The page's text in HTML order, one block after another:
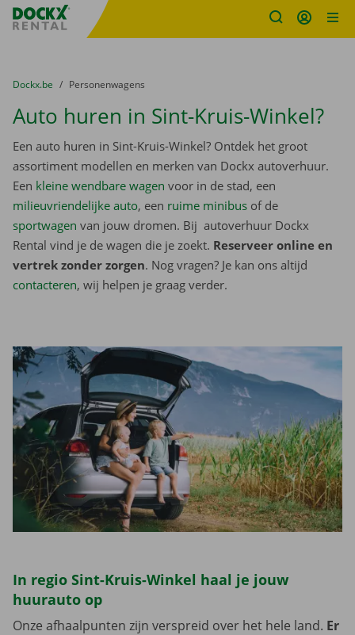
Fratello DEMO
U bevindt zich hier:
van
Dockx.be naar
Personenwagens
Auto huren in Sint-Kruis-Winkel?
Een auto huren in Sint-Kruis-Winkel? Ontdek het groot
assortiment modellen en merken van Dockx autoverhuur.
Een kleine wendbare wagen voor in de stad, een
milieuvriendelijke auto, een ruime minibus of de
sportwagen van jouw dromen. Bij autoverhuur Dockx
Rental vind je de wagen die je zoekt. Reserveer online en
vertrek zonder zorgen. Nog vragen? Je kan ons altijd
contacteren, wij helpen je graag verder.
In regio Sint-Kruis-Winkel haal je jouw
huurauto op
Onze afhaalpunten zijn verspreid over het hele land. Er